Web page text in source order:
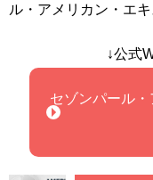
ル・アメリカン・エ
↓公式
セゾンパール